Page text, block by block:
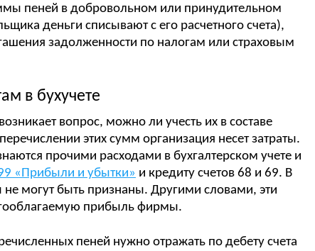
пеней в добровольном или принудительном
деньги списывают с его расчетного счета),
задолженности по налогам или страховым
в бухучете
вопрос, можно ли учесть их в составе
этих сумм организация несет затраты.
прочими расходами в бухгалтерском учете и
«Прибыли и убытки» и кредиту счетов 68 и 69. В
не могут быть признаны. Другими словами, эти
прибыль фирмы.
пеней нужно отражать по дебету счета